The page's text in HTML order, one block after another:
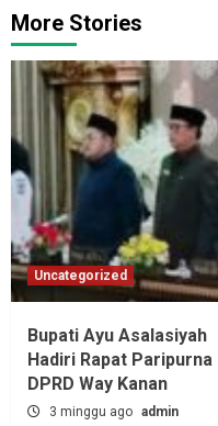
More Stories
Uncategorized
Bupati Ayu Asalasiyah
Hadiri Rapat Paripurna
DPRD Way Kanan
3 minggu ago admin